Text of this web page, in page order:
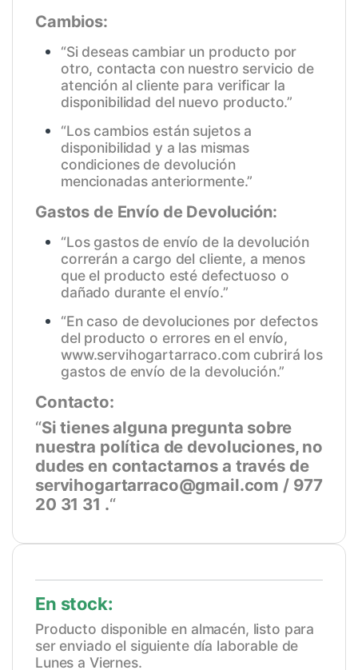
Cambios:
“Si deseas cambiar un producto por
otro, contacta con nuestro servicio de
atención al cliente para verificar la
disponibilidad del nuevo producto.”
“Los cambios están sujetos a
disponibilidad y a las mismas
condiciones de devolución
mencionadas anteriormente.”
Gastos de Envío de Devolución:
“Los gastos de envío de la devolución
correrán a cargo del cliente, a menos
que el producto esté defectuoso o
dañado durante el envío.”
“En caso de devoluciones por defectos
del producto o errores en el envío,
www.servihogartarraco.comcubrirá los
gastos de envío de la devolución.”
Contacto:
“Si tienes alguna pregunta sobre
nuestra política de devoluciones, no
dudes en contactarnos a través de
servihogartarraco@gmail.com / 977
20 31 31 .“
En stock:
Producto disponible en almacén, listo para
ser enviado el siguiente día laborable de
Lunes a Viernes.